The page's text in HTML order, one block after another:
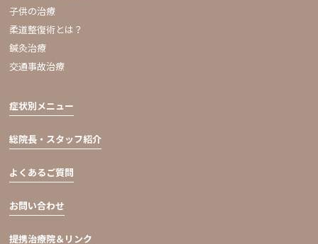
子供の治療
柔道整復術とは？
鍼灸治療
交通事故治療
症状別メニュー
総院長・スタッフ紹介
よくあるご質問
お問い合わせ
提携治療院＆リンク